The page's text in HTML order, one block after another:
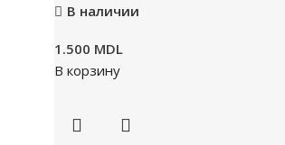
В наличии
1.500 MDL
В корзину